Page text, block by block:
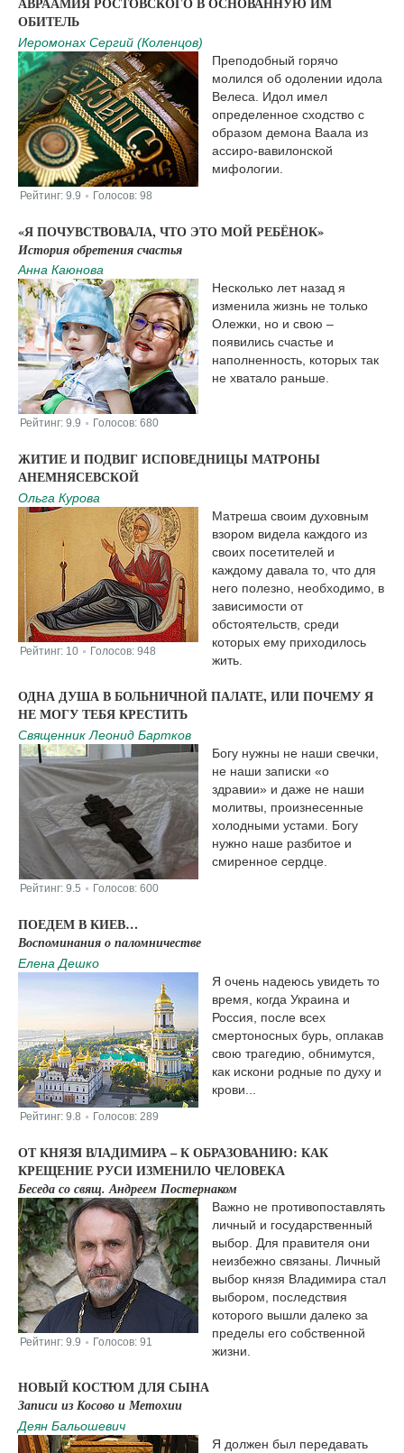
ОБИТЕЛЬ
Иеромонах Сергий (Коленцов)
Рейтинг: 9.9 | Голосов: 98
Преподобный горячо
молился об одолении идола
Велеса. Идол имел
определенное сходство с
образом демона Ваала из
ассиро-вавилонской
мифологии.
«Я ПОЧУВСТВОВАЛА, ЧТО ЭТО МОЙ РЕБЁНОК»
История обретения счастья
Анна Каюнова
Рейтинг: 9.9 Голосов: 680
Несколько лет назад я
изменила жизнь не только
Олежки, но и свою –
появились счастье и
наполненность, которых так
не хватало раньше.
ЖИТИЕ И ПОДВИГ ИСПОВЕДНИЦЫ МАТРОНЫ
АНЕМНЯСЕВСКОЙ
Ольга Курова
Рейтинг: 10 Голосов: 948
Матреша своим духовным
взором видела каждого из
своих посетителей и
каждому давала то, что для
него полезно, необходимо, в
зависимости от
обстоятельств, среди
которых ему приходилось
жить.
ОДНА ДУША В БОЛЬНИЧНОЙ ПАЛАТЕ, ИЛИ ПОЧЕМУ Я
НЕ МОГУ ТЕБЯ КРЕСТИТЬ
Священник Леонид Бартков
Рейтинг: 9.5 Голосов: 600
Богу нужны не наши свечки,
не наши записки «о
здравии» и даже не наши
молитвы, произнесенные
холодными устами. Богу
нужно наше разбитое и
смиренное сердце.
ПОЕДЕМ В КИЕВ…
Воспоминания о паломничестве
Елена Дешко
Рейтинг: 9.8 Голосов: 289
Я очень надеюсь увидеть то
время, когда Украина и
Россия, после всех
смертоносных бурь, оплакав
свою трагедию, обнимутся,
как искони родные по духу и
крови...
ОТ КНЯЗЯ ВЛАДИМИРА – К ОБРАЗОВАНИЮ: КАК
КРЕЩЕНИЕ РУСИ ИЗМЕНИЛО ЧЕЛОВЕКА
Беседа со свящ. Андреем Постернаком
Рейтинг: 9.9 Голосов: 91
Важно не противопоставлять
личный и государственный
выбор. Для правителя они
неизбежно связаны. Личный
выбор князя Владимира стал
выбором, последствия
которого вышли далеко за
пределы его собственной
жизни.
НОВЫЙ КОСТЮМ ДЛЯ СЫНА
Записи из Косово и Метохии
Деян Бальошевич
Я должен был передавать